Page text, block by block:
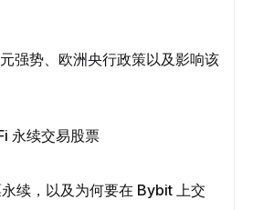
强势、欧洲央行政策以及影响该
永续交易股票
续，以及为何要在 Bybit 上交